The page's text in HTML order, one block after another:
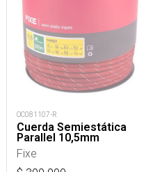
OC081107-R
Cuerda Semiestática
Parallel 10,5mm
Fixe